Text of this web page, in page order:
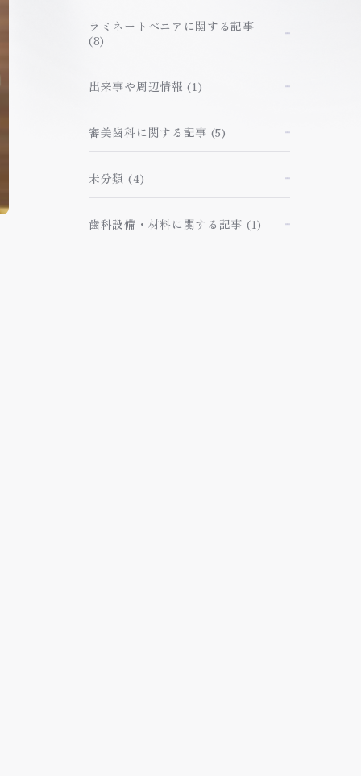
ラミネートべニアに関する記事
(8)
出来事や周辺情報(1)
審美歯科に関する記事 (5)
未分類 (4)
歯科設備・材料に関する記事 (1)